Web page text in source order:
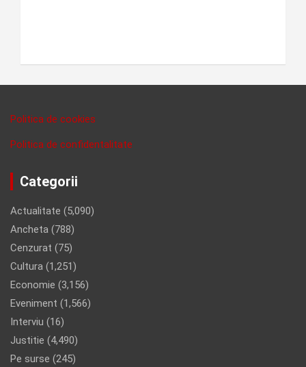
Politica de cookies
Politica de confidentalitate
Categorii
Actualitate (5,090)
Ancheta (788)
Cenzurat (75)
Cultura (1,251)
Economie (3,156)
Eveniment (1,566)
Interviu (16)
Justitie (4,490)
Pe surse (245)